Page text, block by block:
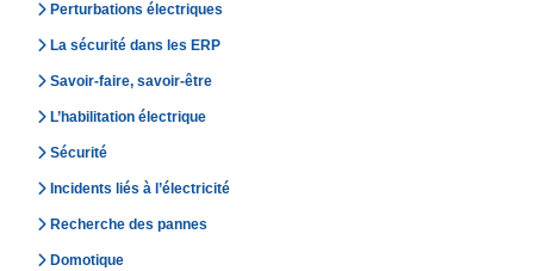
Perturbations électriques
La sécurité dans les ERP
Savoir-faire, savoir-être
L’habilitation électrique
Sécurité
Incidents liés à l’électricité
Recherche des pannes
Domotique